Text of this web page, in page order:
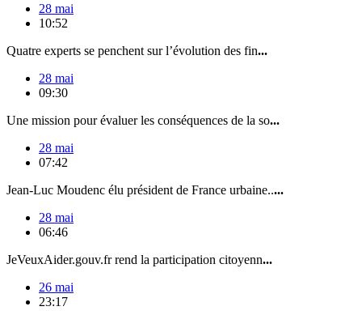
28 mai
10:52
Quatre experts se penchent sur l’évolution des fin...
28 mai
09:30
Une mission pour évaluer les conséquences de la so...
28 mai
07:42
Jean-Luc Moudenc élu président de France urbaine.....
28 mai
06:46
JeVeuxAider.gouv.fr rend la participation citoyenn...
26 mai
23:17